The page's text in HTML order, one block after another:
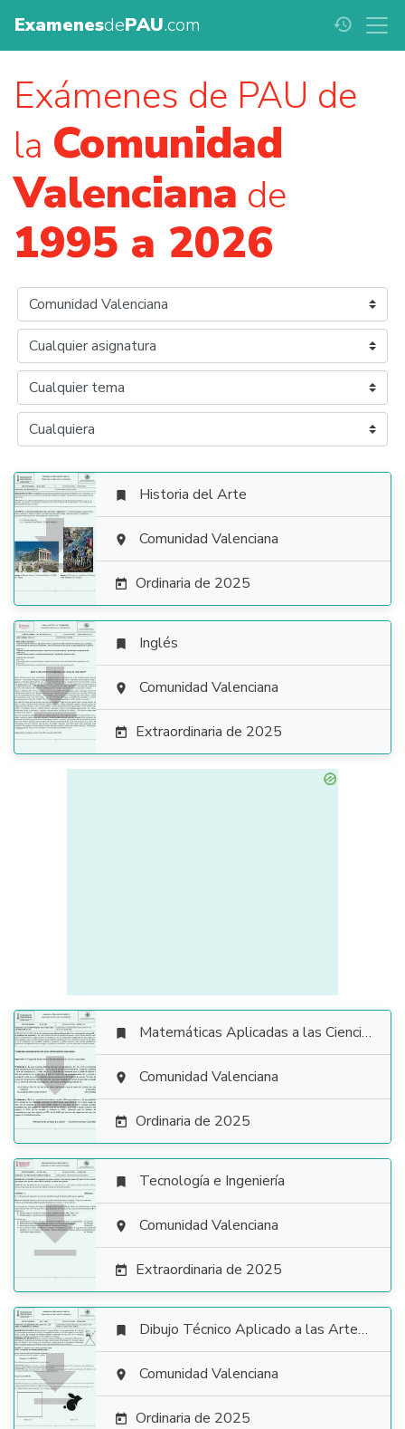
ExamenesdePAU.com history
Exámenes de PAU de
la Comunidad
Valenciana de
1995 a 2026

 Historia del Arte
 Comunidad Valenciana
 Ordinaria de 2025

 Inglés
 Comunidad Valenciana
 Extraordinaria de 2025

 Matemáticas Aplicadas a las Ciencias Sociales
 Comunidad Valenciana
 Ordinaria de 2025

 Tecnología e Ingeniería
 Comunidad Valenciana
 Extraordinaria de 2025

 Dibujo Técnico Aplicado a las Artes Plásticas y al Diseño II
 Comunidad Valenciana
 Ordinaria de 2025